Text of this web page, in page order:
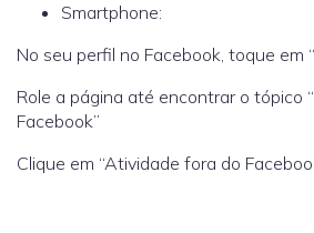
Smartphone:
No seu perfil no Facebook, toque em
Role a página até encontrar o tópico
Facebook”
Clique em “Atividade fora do